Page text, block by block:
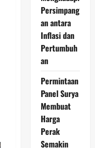
Persimpang
an antara
Inflasi dan
Pertumbuh
an
Permintaan
Panel Surya
Membuat
Harga
Perak
Semakin